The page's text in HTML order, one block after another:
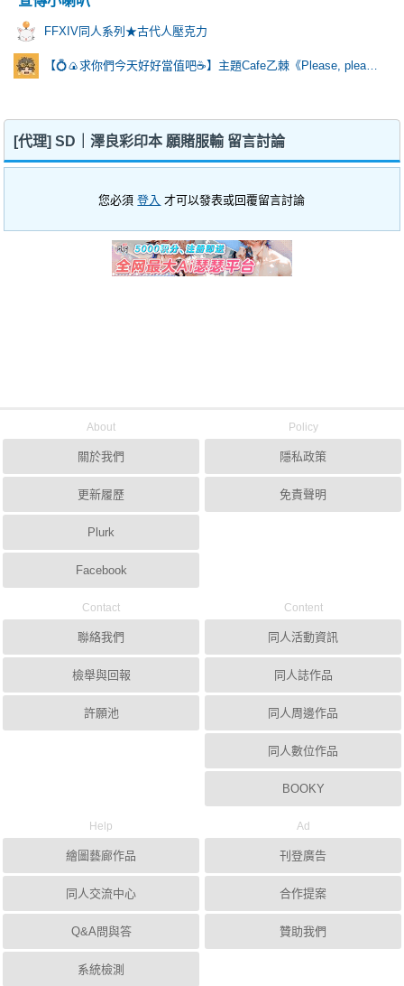
FFXIV同人系列★古代人壓克力
【💍🍙求你們今天好好當值吧☕️】主題Cafe乙棘《Please, please?》
[代理] SD｜澤良彩印本 願賭服輸 留言討論
您必須登入 才可以發表或回覆留言討論
About
關於我們
更新履歷
Plurk
Facebook
Policy
隱私政策
免責聲明
Contact
聯絡我們
檢舉與回報
許願池
Content
同人活動資訊
同人誌作品
同人周邊作品
同人數位作品
BOOKY
Help
繪圖藝廊作品
同人交流中心
Q&A問與答
系統檢測
Ad
刊登廣告
合作提案
贊助我們